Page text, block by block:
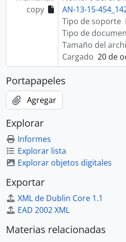
copy
AN-13-15-
Tipo de soporte
Tipo de
Tamaño del
Cargado 20 de
Portapapeles
Agregar
Explorar
Informes
Explorar lista
Explorar objetos digitales
Exportar
XML de Dublin Core 1.1
EAD 2002 XML
Materias relacionadas